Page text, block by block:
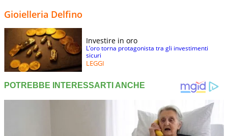
Gioielleria Delfino
Investire in oro
L’oro torna protagonista tra gli investimenti
sicuri
LEGGI